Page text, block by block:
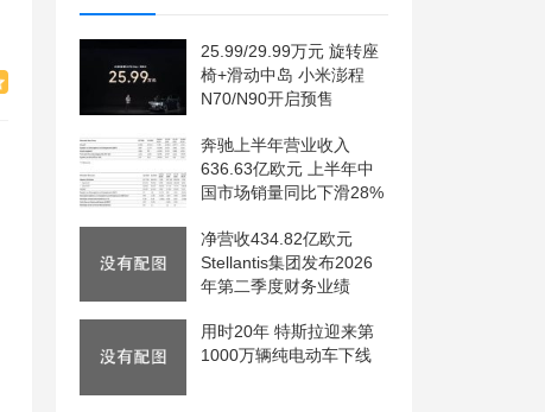
25.99/29.99万元 旋转座
椅+滑动中岛 小米澎程
N70/N90开启预售
奔驰上半年营业收入
636.63亿欧元 上半年中
国市场销量同比下滑28%
净营收434.82亿欧元
Stellantis集团发布2026
年第二季度财务业绩
用时20年 特斯拉迎来第
1000万辆纯电动车下线